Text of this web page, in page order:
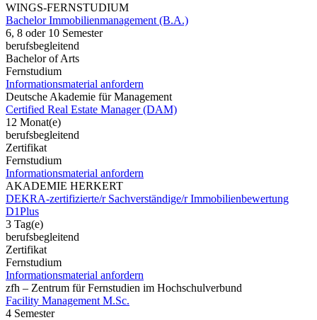
WINGS-FERNSTUDIUM
Bachelor Immobilienmanagement (B.A.)
6, 8 oder 10 Semester
berufsbegleitend
Bachelor of Arts
Fernstudium
Informationsmaterial anfordern
Deutsche Akademie für Management
Certified Real Estate Manager (DAM)
12 Monat(e)
berufsbegleitend
Zertifikat
Fernstudium
Informationsmaterial anfordern
AKADEMIE HERKERT
DEKRA-zertifizierte/r Sachverständige/r Immobilienbewertung
D1Plus
3 Tag(e)
berufsbegleitend
Zertifikat
Fernstudium
Informationsmaterial anfordern
zfh – Zentrum für Fernstudien im Hochschulverbund
Facility Management M.Sc.
4 Semester